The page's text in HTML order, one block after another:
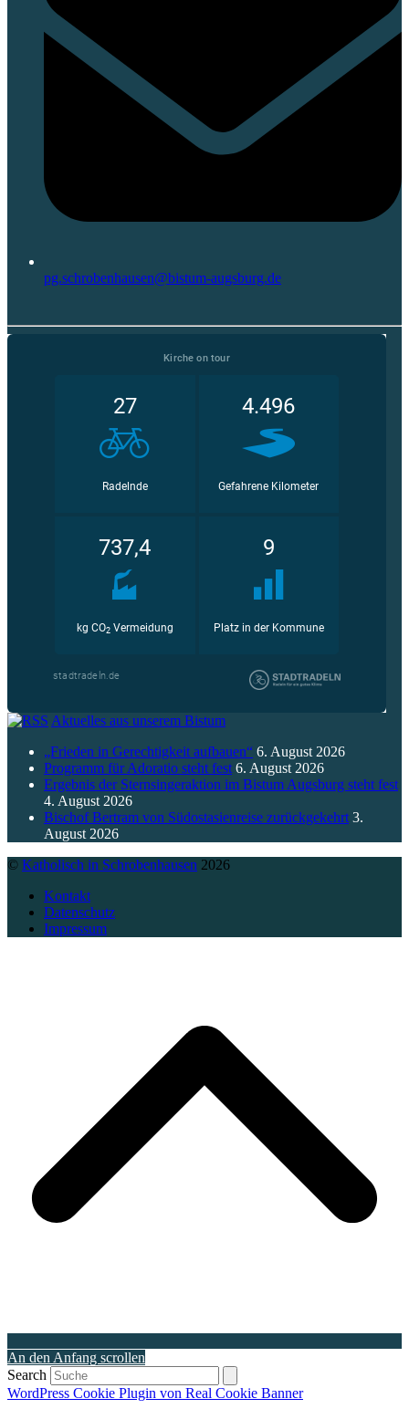
pg.schrobenhausen@bistum-augsburg.de
Aktuelles aus unserem Bistum
„Frieden in Gerechtigkeit aufbauen“ 6. August 2026
Programm für Adoratio steht fest 6. August 2026
Ergebnis der Sternsingeraktion im Bistum Augsburg steht fest
4. August 2026
Bischof Bertram von Südostasienreise zurückgekehrt 3.
August 2026
© Katholisch in Schrobenhausen 2026
Kontakt
Datenschutz
Impressum
An den Anfang scrollen
Search
WordPress Cookie Plugin von Real Cookie Banner